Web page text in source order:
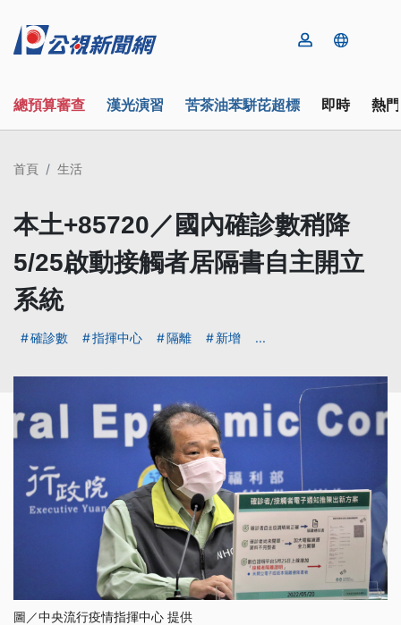
總預算審查 漢光演習 苦茶油苯駢芘超標 即時 熱
首頁 生活
本土+85720／國內確診數稍降
5/25啟動接觸者居隔書自主開立
系統
確診數 指揮中心 隔離 新增 ...
圖／中央流行疫情指揮中心 提供